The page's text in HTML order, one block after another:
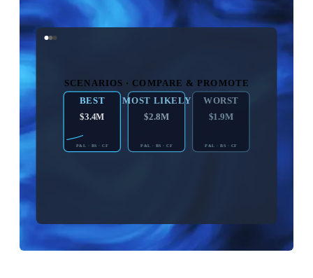
SCENARIOS · COMPARE & PROMOTE
BEST
$3.4M
P&L · BS · CF
MOST LIKELY
$2.8M
P&L · BS · CF
WORST
$1.9M
P&L · BS · CF